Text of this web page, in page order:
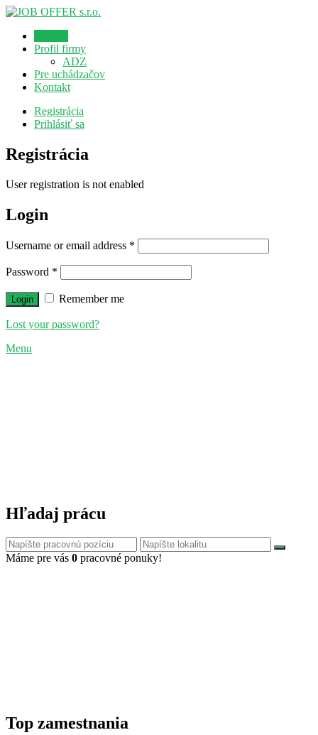
Profil firmy
ADZ
Pre uchádzačov
Kontakt
Registrácia
Prihlásiť sa
Registrácia
User registration is not enabled
Login
Username or email address *
Password *
Remember me
Lost your password?
Menu
Hľadaj prácu
Máme pre vás 0 pracovné ponuky!
Top zamestnania